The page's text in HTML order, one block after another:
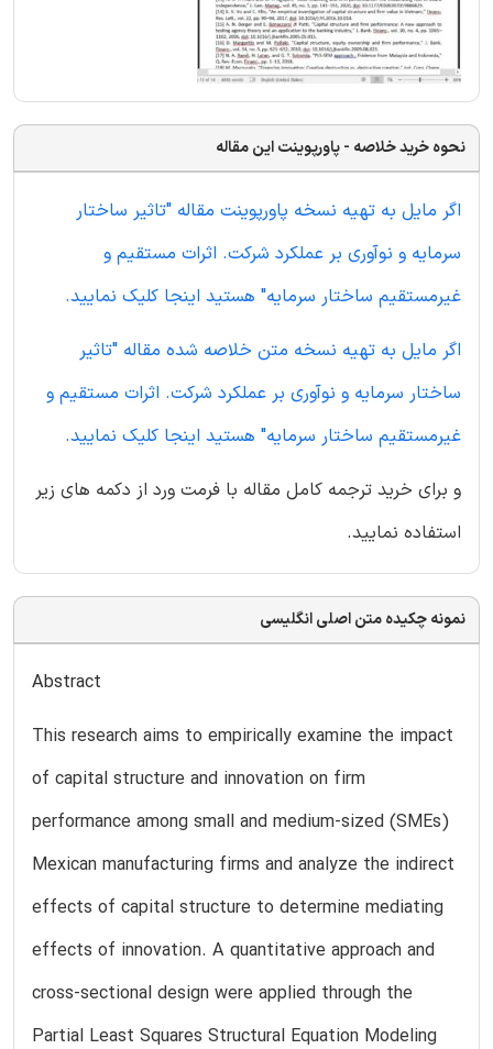
نحوه خرید خلاصه - پاورپوینت این مقاله
اگر مایل به تهیه نسخه پاورپوینت مقاله "تاثیر ساختار
سرمایه و نوآوری بر عملکرد شرکت. اثرات مستقیم و
غیرمستقیم ساختار سرمایه" هستید اینجا کلیک نمایید.
اگر مایل به تهیه نسخه متن خلاصه شده مقاله "تاثیر
ساختار سرمایه و نوآوری بر عملکرد شرکت. اثرات مستقیم و
غیرمستقیم ساختار سرمایه" هستید اینجا کلیک نمایید.
و برای خرید ترجمه کامل مقاله با فرمت ورد از دکمه های زیر
استفاده نمایید.
نمونه چکیده متن اصلی انگلیسی
Abstract
This research aims to empirically examine the impact
of capital structure and innovation on firm
performance among small and medium-sized (SMEs)
Mexican manufacturing firms and analyze the indirect
effects of capital structure to determine mediating
effects of innovation. A quantitative approach and
cross-sectional design were applied through the
Partial Least Squares Structural Equation Modeling